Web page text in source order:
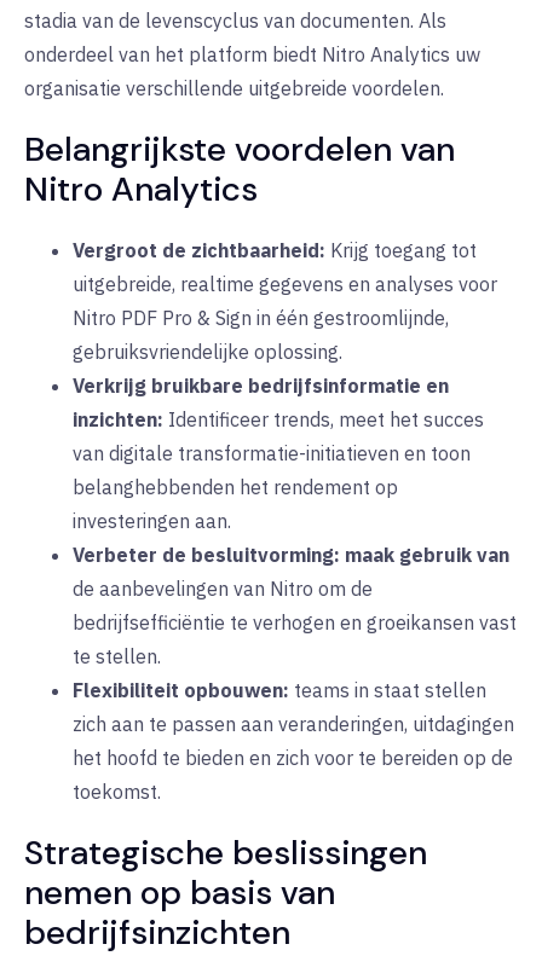
stadia van de levenscyclus van documenten. Als
onderdeel van het platform biedt Nitro Analytics uw
organisatie verschillende uitgebreide voordelen.
Belangrijkste voordelen van
Nitro Analytics
Vergroot de zichtbaarheid: Krijg toegang tot
uitgebreide, realtime gegevens en analyses voor
Nitro PDF Pro & Sign in één gestroomlijnde,
gebruiksvriendelijke oplossing.
Verkrijg bruikbare bedrijfsinformatie en
inzichten: Identificeer trends, meet het succes
van digitale transformatie-initiatieven en toon
belanghebbenden het rendement op
investeringen aan.
Verbeter de besluitvorming: maak gebruik van
de aanbevelingen van Nitro om de
bedrijfsefficiëntie te verhogen en groeikansen vast
te stellen.
Flexibiliteit opbouwen: teams in staat stellen
zich aan te passen aan veranderingen, uitdagingen
het hoofd te bieden en zich voor te bereiden op de
toekomst.
Strategische beslissingen
nemen op basis van
bedrijfsinzichten